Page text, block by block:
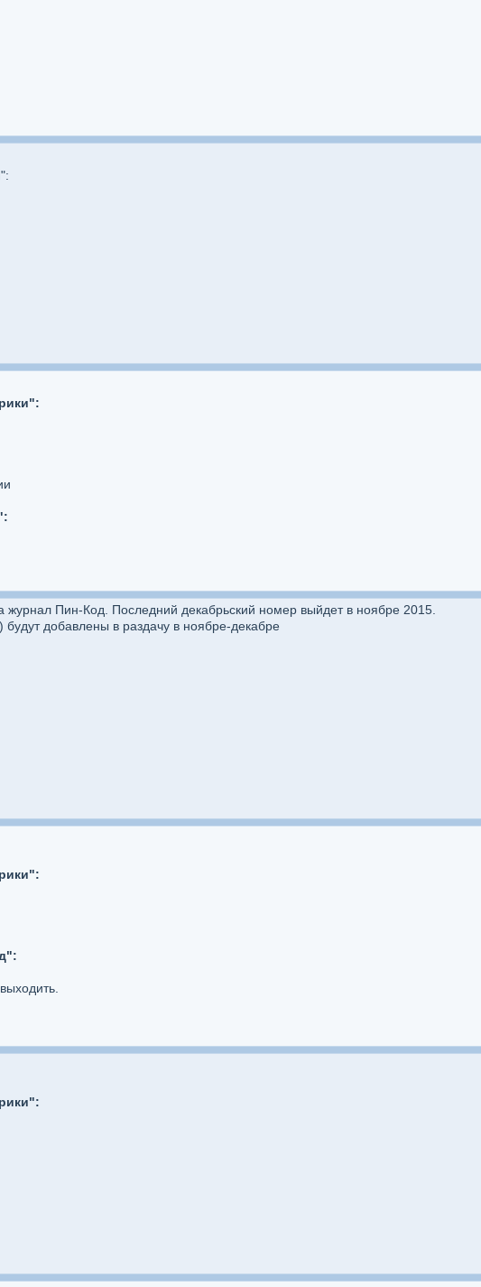
журнал Пин-Код. Последний декабрьский номер выйдет в ноябре 2015.
добавлены в раздачу в ноябре-декабре